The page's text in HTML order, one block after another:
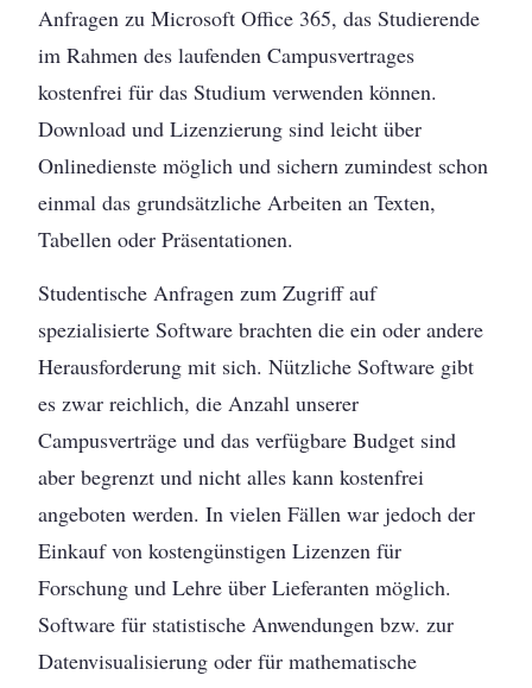
Anfragen zu Microsoft Office 365, das Studierende
im Rahmen des laufenden Campusvertrages
kostenfrei für das Studium verwenden können.
Download und Lizenzierung sind leicht über
Onlinedienste möglich und sichern zumindest schon
einmal das grundsätzliche Arbeiten an Texten,
Tabellen oder Präsentationen.
Studentische Anfragen zum Zugriff auf
spezialisierte Software brachten die ein oder andere
Herausforderung mit sich. Nützliche Software gibt
es zwar reichlich, die Anzahl unserer
Campusverträge und das verfügbare Budget sind
aber begrenzt und nicht alles kann kostenfrei
angeboten werden. In vielen Fällen war jedoch der
Einkauf von kostengünstigen Lizenzen für
Forschung und Lehre über Lieferanten möglich.
Software für statistische Anwendungen bzw. zur
Datenvisualisierung oder für mathematische